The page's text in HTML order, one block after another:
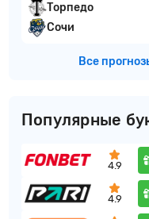
Торпедо
Сочи
Все
Популярные
4.9
4.9